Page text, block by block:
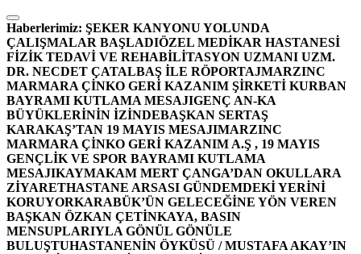
İçeriğe
atla
Haberlerimiz: ŞEKER KANYONU YOLUNDA
ÇALIŞMALAR BAŞLADIÖZEL MEDİKAR HASTANESİ
FİZİK TEDAVİ VE REHABİLİTASYON UZMANI UZM.
DR. NECDET ÇATALBAŞ İLE RÖPORTAJMARZINC
MARMARA ÇİNKO GERİ KAZANIM ŞİRKETİ KURBAN
BAYRAMI KUTLAMA MESAJIGENÇ AN-KA
BÜYÜKLERİNİN İZİNDEBAŞKAN SERTAŞ
KARAKAŞ’TAN 19 MAYIS MESAJIMARZINC
MARMARA ÇİNKO GERİ KAZANIM A.Ş , 19 MAYIS
GENÇLİK VE SPOR BAYRAMI KUTLAMA
MESAJIKAYMAKAM MERT ÇANGA’DAN OKULLARA
ZİYARETHASTANE ARSASI GÜNDEMDEKİ YERİNİ
KORUYORKARABÜK’ÜN GELECEĞİNE YÖN VEREN
BAŞKAN ÖZKAN ÇETİNKAYA, BASIN
MENSUPLARIYLA GÖNÜL GÖNÜLE
BULUŞTUHASTANENİN ÖYKÜSÜ / MUSTAFA AKAY’IN